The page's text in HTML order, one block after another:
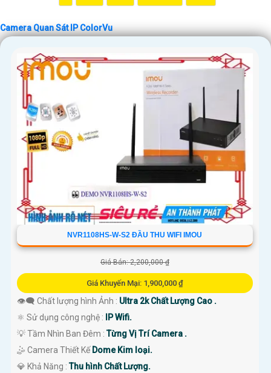
Camera Quan Sát IP ColorVu
NVR1108HS-W-S2 ĐẦU THU WIFI IMOU
Giá Bán: 2,200,000 ₫
Giá Khuyến Mại: 1,900,000 ₫
👁️‍🗨 Chất lượng hình Ảnh : Ultra 2k Chất Lượng Cao .
⚛️ Sử dụng công nghệ :
IP Wifi.
💡 Tầm Nhìn Ban Đêm :Từng Vị Trí Camera .
🤹 Camera Thiết Kế Dome Kim loại.
️💎 Khả Năng :Thu hình Chất Lượng.